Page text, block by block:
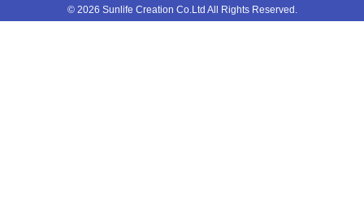
© 2026 Sunlife Creation Co.Ltd All Rights Reserved.